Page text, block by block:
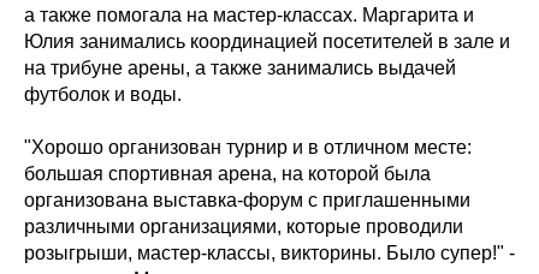
а также помогала на мастер-классах. Маргарита и
Юлия занимались координацией посетителей в зале и
на трибуне арены, а также занимались выдачей
футболок и воды.
"Хорошо организован турнир и в отличном месте:
большая спортивная арена, на которой была
организована выставка-форум с приглашенными
различными организациями, которые проводили
розыгрыши, мастер-классы, викторины. Было супер!" -